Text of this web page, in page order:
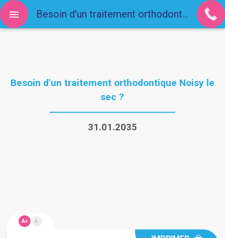
Besoin d'un traitement orthodontique Noisy le
sec ?
31.01.2035
A+ A-
Besoin d'un traitement orthodontique Noisy le sec ?